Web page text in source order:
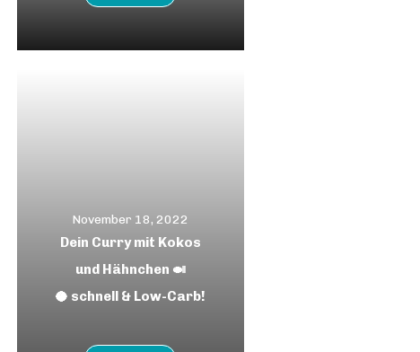
November 18, 2022
Dein Curry mit Kokos
und Hähnchen 🍛
🥥 schnell & Low-Carb!